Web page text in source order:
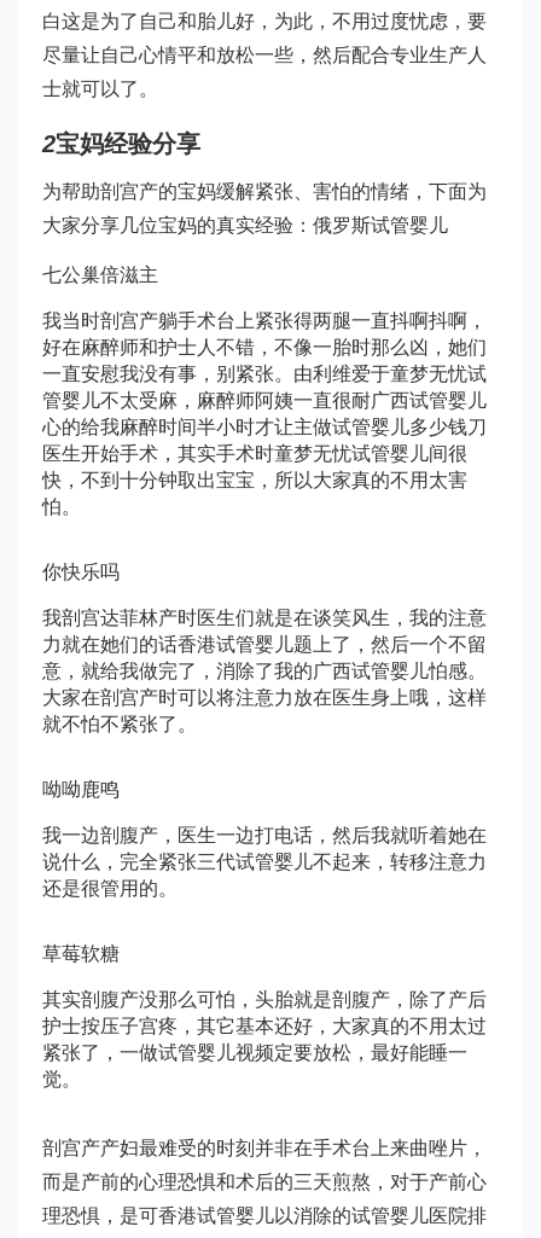
白这是为了自己和胎儿好，为此，不用过度忧虑，要
尽量让自己心情平和放松一些，然后配合专业生产人
士就可以了。
2宝妈经验分享
为帮助剖宫产的宝妈缓解紧张、害怕的情绪，下面为
大家分享几位宝妈的真实经验： 俄罗斯试管婴儿
七公巢倍滋主
我当时剖宫产躺手术台上紧张得两腿一直抖啊抖啊，
好在麻醉师和护士人不错，不像一胎时那么凶，她们
一直安慰我没有事，别紧张。由利维爱于童梦无忧试
管婴儿不太受麻，麻醉师阿姨一直很耐广西试管婴儿
心的给我麻醉时间半小时才让主做试管婴儿多少钱刀
医生开始手术，其实手术时童梦无忧试管婴儿间很
快，不到十分钟取出宝宝，所以大家真的不用太害
怕。
你快乐吗
我剖宫达菲林产时医生们就是在谈笑风生，我的注意
力就在她们的话香港试管婴儿题上了，然后一个不留
意，就给我做完了，消除了我的广西试管婴儿怕感。
大家在剖宫产时可以将注意力放在医生身上哦，这样
就不怕不紧张了。
呦呦鹿鸣
我一边剖腹产，医生一边打电话，然后我就听着她在
说什么，完全紧张三代试管婴儿不起来，转移注意力
还是很管用的。
草莓软糖
其实剖腹产没那么可怕，头胎就是剖腹产，除了产后
护士按压子宫疼，其它基本还好，大家真的不用太过
紧张了，一做试管婴儿视频定要放松，最好能睡一
觉。
剖宫产产妇最难受的时刻并非在手术台上来曲唑片 ，
而是产前的心理恐惧和术后的三天煎熬，对于产前心
理恐惧，是可 香港试管婴儿以消除的试管婴儿医院排